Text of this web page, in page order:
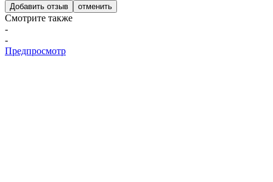
отменить
Смотрите также
-
-
Предпросмотр